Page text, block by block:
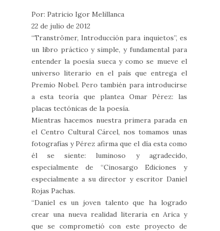
Por: Patricio Igor Melillanca
22 de julio de 2012
“Tranströmer, Introducción para inquietos”, es
un libro práctico y simple, y fundamental para
entender la poesía sueca y como se mueve el
universo literario en el país que entrega el
Premio Nobel. Pero también para introducirse
a esta teoría que plantea Omar Pérez: las
placas tectónicas de la poesía.
Mientras hacemos nuestra primera parada en
el Centro Cultural Cárcel, nos tomamos unas
fotografías y Pérez afirma que el día esta como
él se siente: luminoso y agradecido,
especialmente de “Cinosargo Ediciones y
especialmente a su director y escritor Daniel
Rojas Pachas.
“Daniel es un joven talento que ha logrado
crear una nueva realidad literaria en Arica y
que se comprometió con este proyecto de